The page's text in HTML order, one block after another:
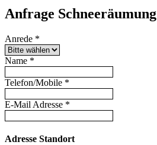
Anfrage Schneeräumung
Anrede *
Name *
Telefon/Mobile *
E-Mail Adresse *
Adresse Standort